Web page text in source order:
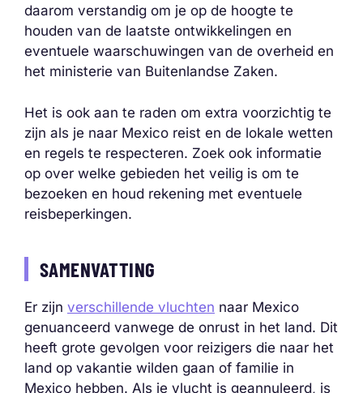
daarom verstandig om je op de hoogte te
houden van de laatste ontwikkelingen en
eventuele waarschuwingen van de overheid en
het ministerie van Buitenlandse Zaken.
Het is ook aan te raden om extra voorzichtig te
zijn als je naar Mexico reist en de lokale wetten
en regels te respecteren. Zoek ook informatie
op over welke gebieden het veilig is om te
bezoeken en houd rekening met eventuele
reisbeperkingen.
SAMENVATTING
Er zijn verschillende vluchten naar Mexico
genuanceerd vanwege de onrust in het land. Dit
heeft grote gevolgen voor reizigers die naar het
land op vakantie wilden gaan of familie in
Mexico hebben. Als je vlucht is geannuleerd, is